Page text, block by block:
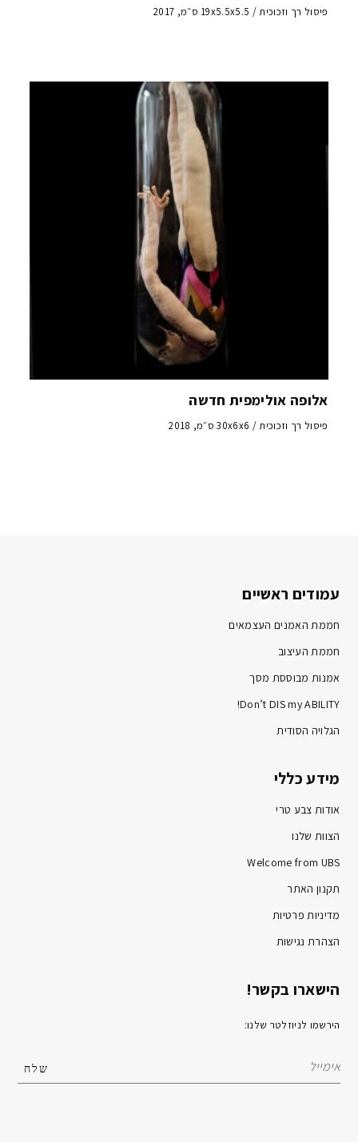
פיסול רך וזכוכית / 19x5.5x5.5 ס״מ, 2017
אלופה אולימפית חדשה
פיסול רך וזכוכית / 30x6x6 ס״מ, 2018
עמודים ראשיים
חממת האמנים העצמאים
חממת העיצוב
אמנות מבוססת מסך
Don’t DIS my ABILITY!
הגלויה הסודית
מידע כללי
אודות צבע טרי
הצוות שלנו
Welcome from UBS
תקנון האתר
מדיניות פרטיות
הצהרת נגישות
הישארו בקשר!
הירשמו לניוזלטר שלנו: